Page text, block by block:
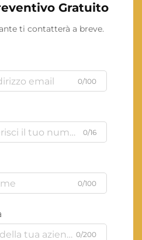
Gratuito
ti contatterà a breve.
0/100
0/16
0/100
0/200